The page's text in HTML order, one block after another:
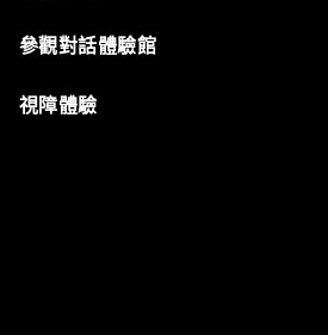
參觀對話體驗館
視障體驗